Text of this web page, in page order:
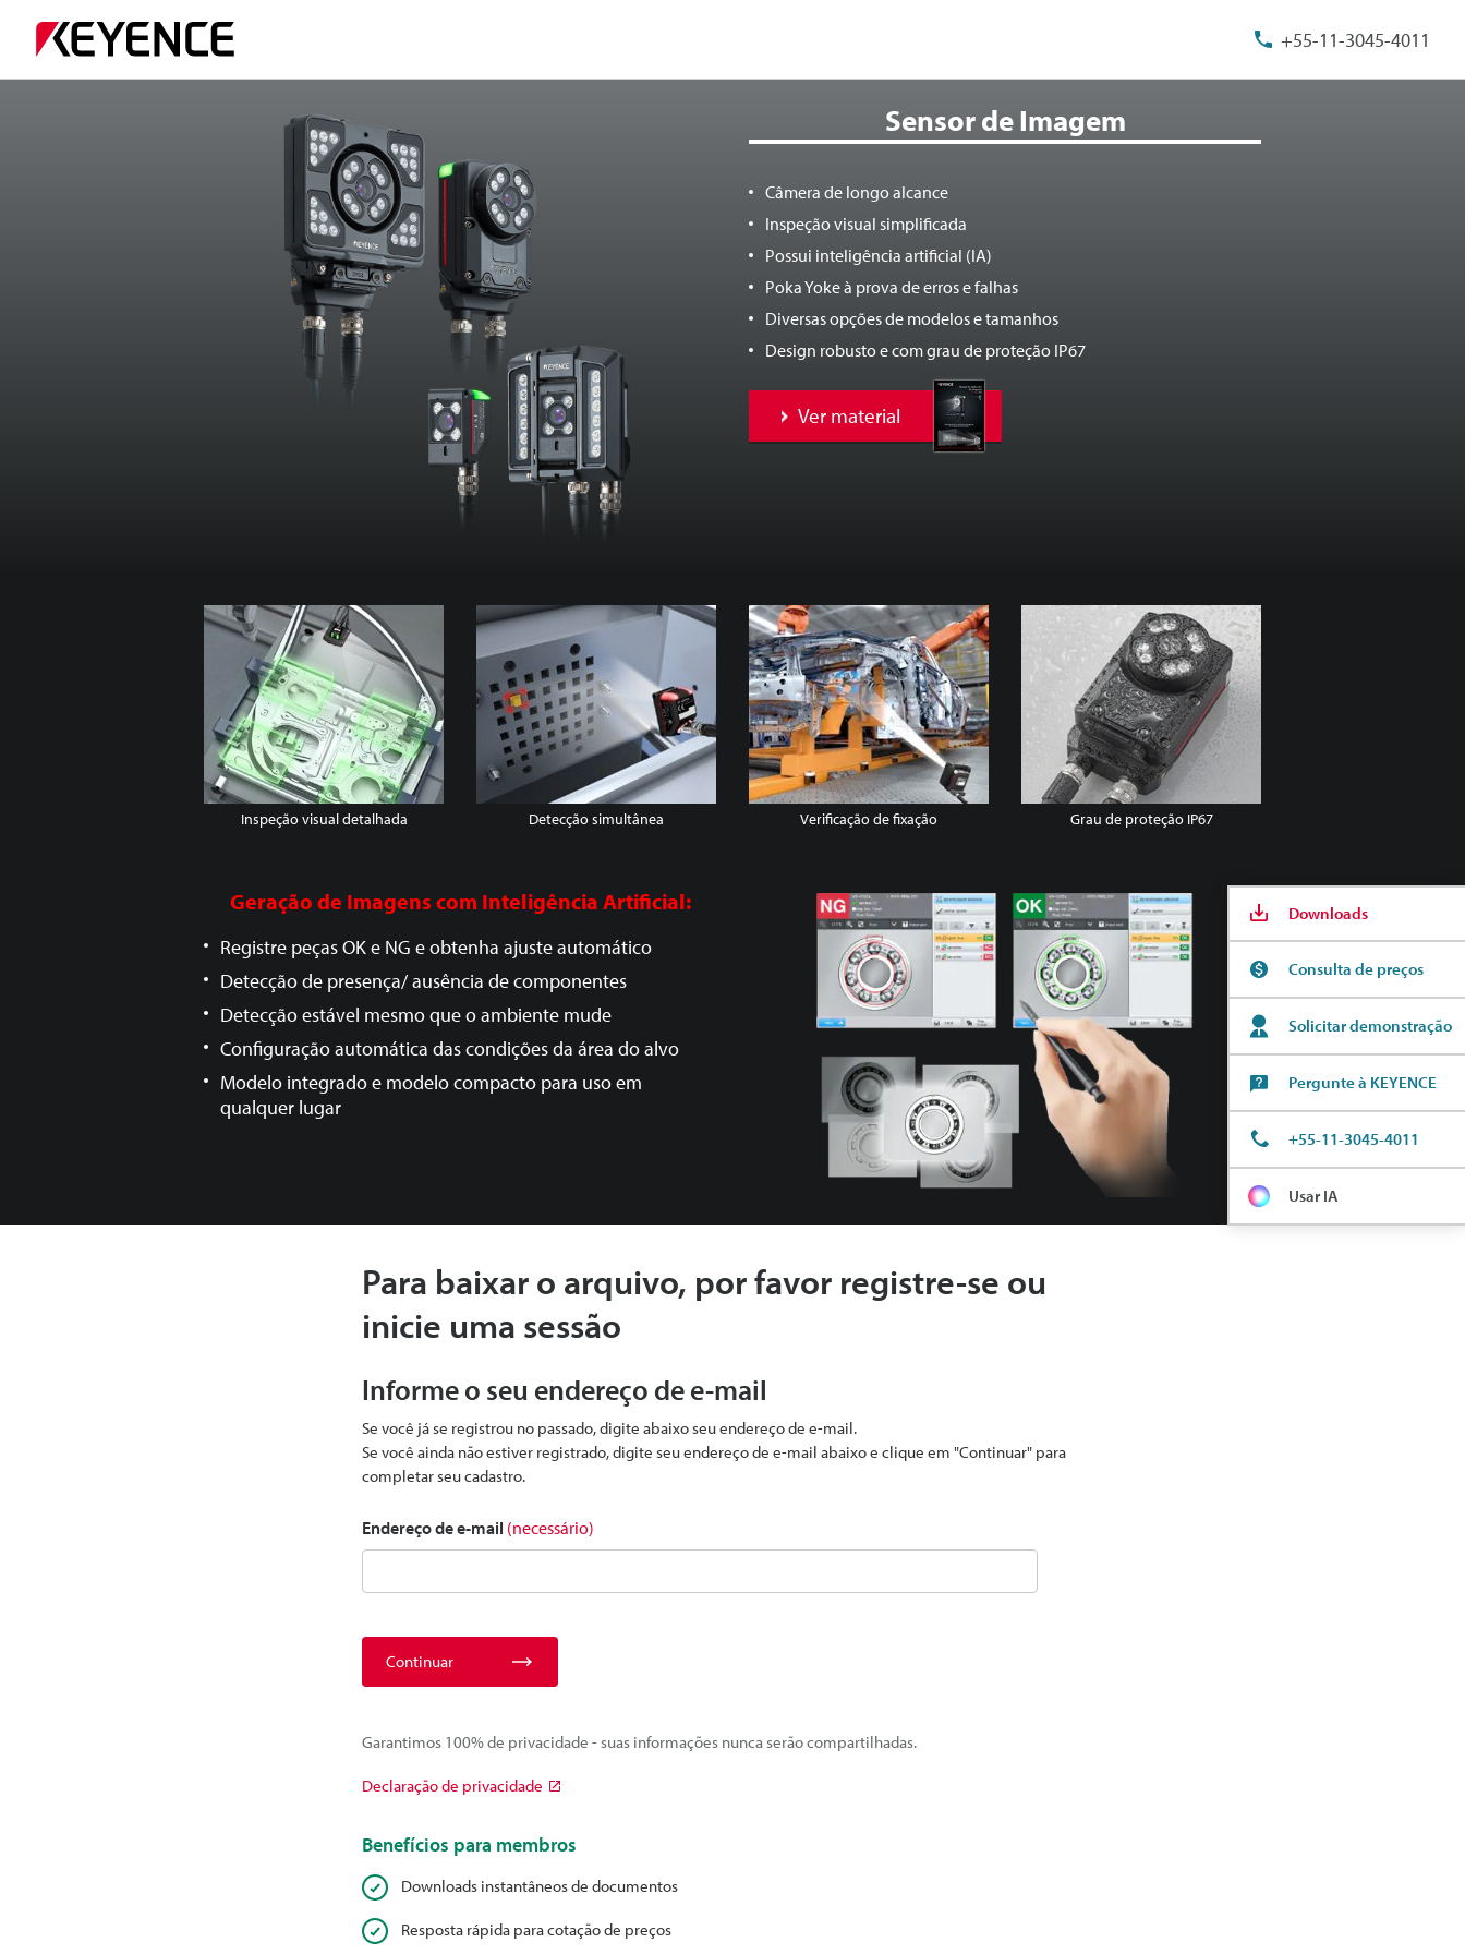
+55-11-3045-4011
Sensor de Imagem
Câmera de longo alcance
Inspeção visual simplificada
Possui inteligência artificial (IA)
Poka Yoke à prova de erros e falhas
Diversas opções de modelos e tamanhos
Design robusto e com grau de proteção IP67
Ver material
Inspeção visual detalhada Detecção simultânea Verificação de fixação Grau de proteção IP67
Geração de Imagens com Inteligência Artificial:
Registre peças OK e NG e obtenha ajuste automático
Detecção de presença/ ausência de componentes
Detecção estável mesmo que o ambiente mude
Configuração automática das condições da área do alvo
Modelo integrado e modelocompacto para uso em
qualquer lugar
Para baixar o arquivo, por favor registre-se ou
inicie uma sessão
Informe o seu endereço de e-mail
Se você já se registrou no passado, digite abaixo seu endereço de e-mail.
Se você ainda não estiver registrado, digite seu endereço de e-mail abaixo e clique em "Continuar" para
completar seu cadastro.
Endereço de e-mail (necessário)
Continuar
Garantimos 100% de privacidade - suas informações nunca serão compartilhadas.
Declaração de privacidade
Benefícios para membros
Downloads instantâneos de documentos
Resposta rápida para cotação de preços
Downloads
Consulta de preços
Solicitar demonstração
Pergunte à KEYENCE
+55-11-3045-4011
Usar IA